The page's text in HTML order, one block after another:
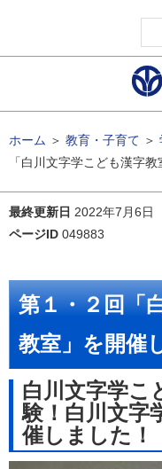
ホーム ＞ 教育・子育て ＞
「白川文字学こども漢字
最終更新日 2022年7月6日
ページID 049883
第１・２回「
教室」を開催
白川文字学こ
験！白川文字
催しました！